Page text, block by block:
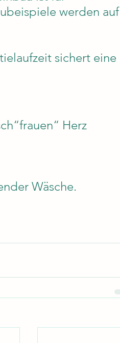
werden auf
sichert eine
Herz
Wäsche.